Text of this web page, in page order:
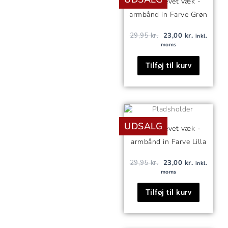
armbånd in Farve Grøn
29,95kr.
var:
29,95 kr..
23,00 kr.
23,00 kr..
inkl.
moms
Tilføj til kurv
UDSALG
Jeg er blevet væk -
armbånd in Farve Lilla
29,95kr.
Den
oprindelige
pris
var:
29,95 kr..
23,00 kr.
Den
pris
er:
23,00 kr..
inkl.
moms
Tilføj til kurv